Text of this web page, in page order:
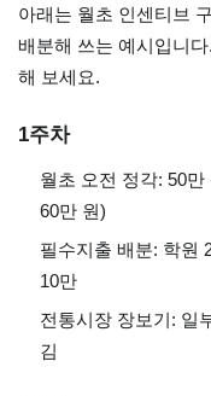
아래는 월초 인센티브
배분해 쓰는 예시입니
해 보세요.
1주차
월초 오전 정각: 50
60만 원)
필수지출 배분: 학원
10만
전통시장 장보기: 일
김